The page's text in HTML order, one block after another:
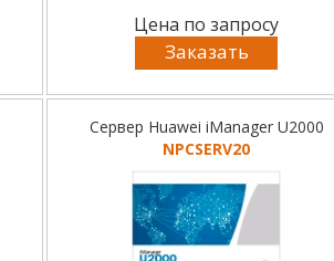
Цена по запросу
Заказать
Сервер Huawei iManager U2000
NPCSERV20